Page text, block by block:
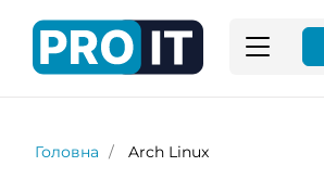
Головна Arch Linux